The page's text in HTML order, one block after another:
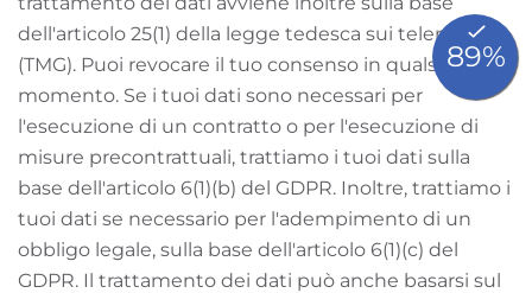
dell'articolo 25(1) della legge tedesca sui telemedia
(TMG). Puoi revocare il tuo consenso in qualsiasi
momento. Se i tuoi dati sono necessari per
l'esecuzione di un contratto o per l'esecuzione di
misure precontrattuali, trattiamo i tuoi dati sulla
base dell'articolo 6(1)(b) del GDPR. Inoltre, trattiamo i
tuoi dati se necessario per l'adempimento di un
obbligo legale, sulla base dell'articolo 6(1)(c) del
GDPR. Il trattamento dei dati può anche basarsi sul